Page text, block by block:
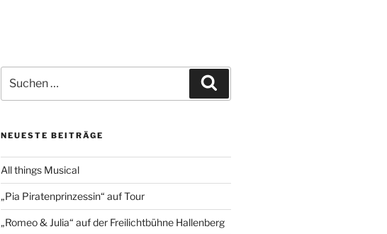
nach:
NEUESTE BEITRÄGE
All things Musical
„Pia Piratenprinzessin“ auf Tour
„Romeo & Julia“ auf der Freilichtbühne Hallenberg